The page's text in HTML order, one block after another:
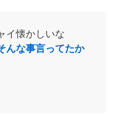
イ懐かしいな
んな事言ってたか